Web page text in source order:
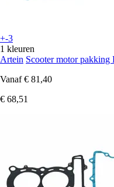
+-3
1 kleuren
Artein Scooter motor pakking
Vanaf € 81,40
€ 68,51